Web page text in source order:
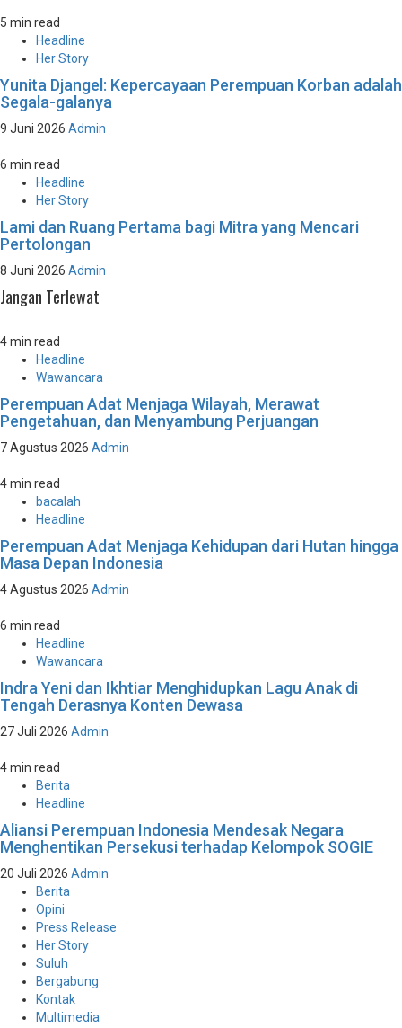
5 min read
Headline
Her Story
Yunita Djangel: Kepercayaan Perempuan Korban adalah
Segala-galanya
9 Juni 2026 Admin
6 min read
Headline
Her Story
Lami dan Ruang Pertama bagi Mitra yang Mencari
Pertolongan
8 Juni 2026 Admin
Jangan Terlewat
4 min read
Headline
Wawancara
Perempuan Adat Menjaga Wilayah, Merawat
Pengetahuan, dan Menyambung Perjuangan
7 Agustus 2026 Admin
4 min read
bacalah
Headline
Perempuan Adat Menjaga Kehidupan dari Hutan hingga
Masa Depan Indonesia
4 Agustus 2026 Admin
6 min read
Headline
Wawancara
Indra Yeni dan Ikhtiar Menghidupkan Lagu Anak di
Tengah Derasnya Konten Dewasa
27 Juli 2026 Admin
4 min read
Berita
Headline
Aliansi Perempuan Indonesia Mendesak Negara
Menghentikan Persekusi terhadap Kelompok SOGIE
20 Juli 2026 Admin
Berita
Opini
Press Release
Her Story
Suluh
Bergabung
Kontak
Multimedia